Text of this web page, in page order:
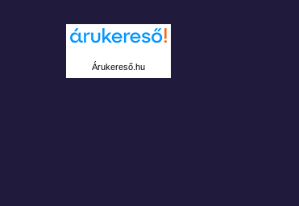
Árukereső.hu